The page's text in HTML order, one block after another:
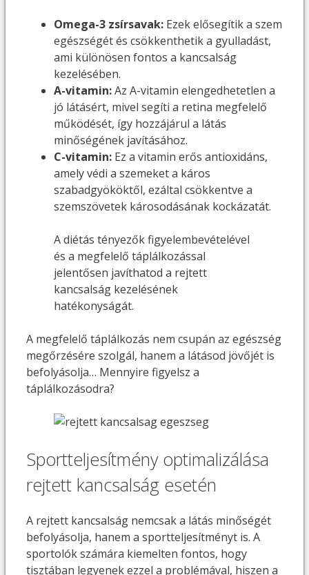
Omega-3 zsírsavak: Ezek elősegítik a szem
egészségét és csökkenthetik a gyulladást,
ami különösen fontos a kancsalság
kezelésében.
A-vitamin:Az A-vitamin elengedhetetlen a
jó látásért, mivel segíti a retina megfelelő
működését, így hozzájárul a látás
minőségének javításához.
C-vitamin: Ez a vitamin erős antioxidáns,
amely védi a szemeket a káros
szabadgyököktől, ezáltal csökkentve a
szemszövetek károsodásának kockázatát.
A diétás tényezők figyelembevételével
és a megfelelő táplálkozással
jelentősen javíthatod a rejtett
kancsalság kezelésének
hatékonyságát.
A megfelelő táplálkozás nem csupán az egészség
megőrzésére szolgál, hanem a látásod jövőjét is
befolyásolja… Mennyire figyelsz a
táplálkozásodra?
Sportteljesítmény optimalizálása
rejtett kancsalság esetén
A rejtett kancsalság nemcsak a látás minőségét
befolyásolja, hanem a sportteljesítményt is. A
sportolók számára kiemelten fontos, hogy
tisztában legyenek ezzel a problémával, hiszen a